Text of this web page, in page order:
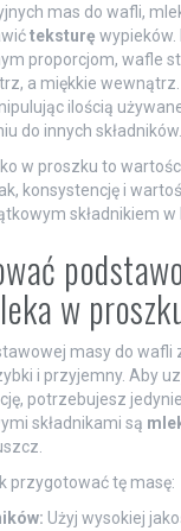
mas do wafli,
teksturę wypieków.
proporcjom, wafle
a miękkie
ilością
do innych składników.
w proszku to
konsystencję i
składnikiem w
w
masy do wafli
i przyjemny. Aby
potrzebujesz
składnikami są
przygotować tę masę:
Użyj wysokiej